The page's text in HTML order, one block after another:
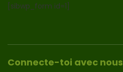
[sibwp_form id=1]
Connecte-toi avec nous